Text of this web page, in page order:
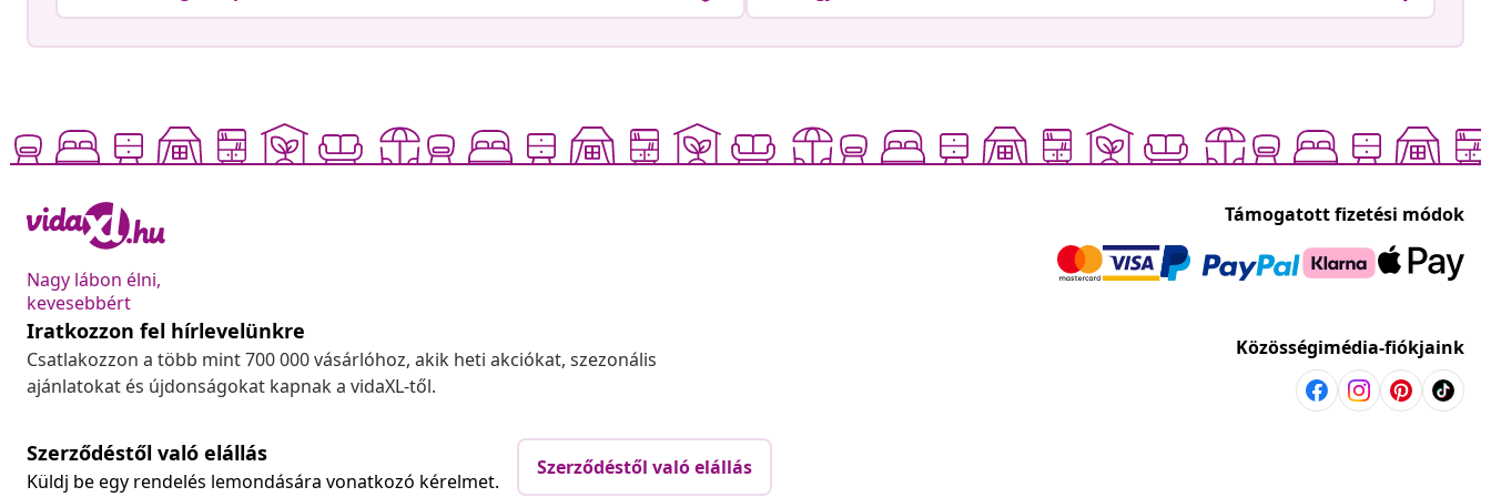
Nagy lábon élni,
kevesebbért
Támogatott fizetési módok
Iratkozzon fel hírlevelünkre
Csatlakozzon a több mint 700 000 vásárlóhoz, akik heti akciókat, szezonális
ajánlatokat és újdonságokat kapnak a vidaXL-től.
Közösségimédia-fiókjaink
Szerződéstől való elállás
Küldj be egy rendelés lemondására vonatkozó kérelmet.
Szerződéstől való elállás